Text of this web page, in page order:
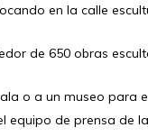
en la calle
de 650 obras
o a un museo para
equipo de prensa de